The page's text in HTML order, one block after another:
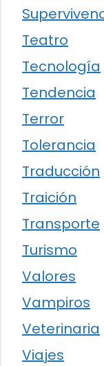
Teatro
Tecnología
Tendencia
Terror
Tolerancia
Traducción
Traición
Transporte
Turismo
Valores
Vampiros
Veterinaria
Viajes